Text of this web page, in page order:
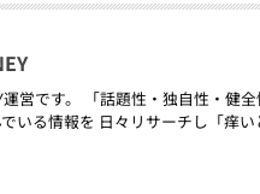
運営です。 「話題性・独自性・健
いる情報を 日々リサーチし「痒